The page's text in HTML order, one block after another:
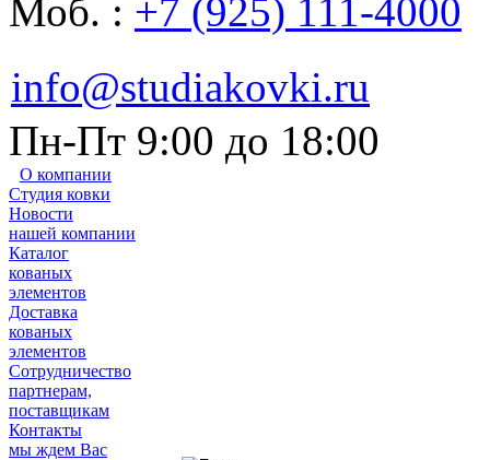
Моб. : +7 (925) 111-4000
info@studiakovki.ru
Пн-Пт 9:00 до 18:00
О компании
Студия ковки
Новости
нашей компании
Каталог
кованых
элементов
Доставка
кованых
элементов
Сотрудничество
партнерам,
поставщикам
Контакты
мы ждем Вас